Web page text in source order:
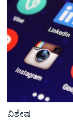
ವಿಶೇಷ